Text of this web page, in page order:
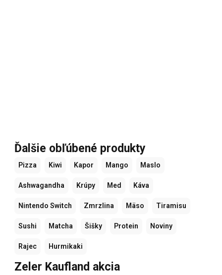
Ďalšie obľúbené produkty
Pizza Kiwi Kapor Mango Maslo
Ashwagandha Krúpy Med Káva
Nintendo Switch Zmrzlina Mäso Tiramisu
Sushi Matcha Šišky Protein Noviny
Rajec Hurmikaki
Zeler Kaufland akcia